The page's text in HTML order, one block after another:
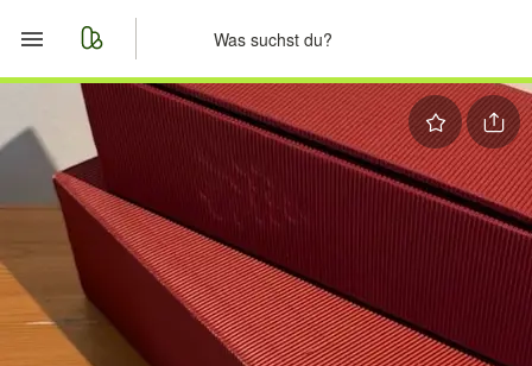
Start
Merkliste
Nachrichten
Anzeige aufgeben